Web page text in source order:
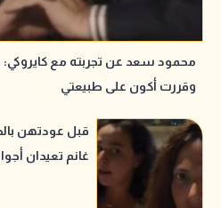
محمود سعد عن تجربته مع
وقررت أكون على طبيعتي
قبل عودتهن
غانم تعيدان